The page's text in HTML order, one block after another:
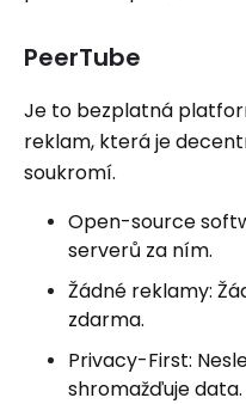
PeerTube
Je to bezplatná
reklam, která je
soukromí.
Open-source
serverů za ním.
Žádné reklamy:
zdarma.
Privacy-First:
shromažďuje data.